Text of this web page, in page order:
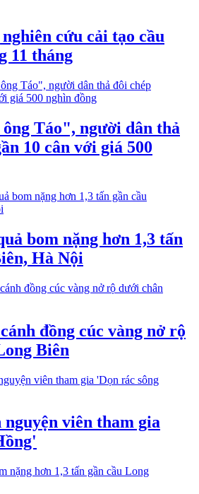
cứu cải tạo cầu
11 tháng
Táo", người dân thả
10 cân với giá 500
bom nặng hơn 1,3 tấn
Hà Nội
đồng cúc vàng nở rộ
Biên
viên tham gia